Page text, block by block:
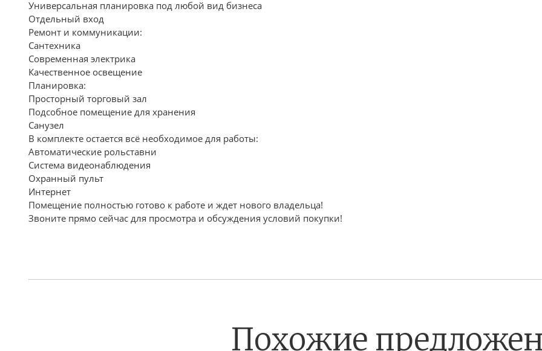
Универсальная планировка под любой вид бизнеса
Отдельный вход
Ремонт и коммуникации:
Сантехника
Современная электрика
Качественное освещение
Планировка:
Просторный торговый зал
Подсобное помещение для хранения
Санузел
В комплекте остается всё необходимое для работы:
Автоматические рольставни
Система видеонаблюдения
Охранный пульт
Интернет
Помещение полностью готово к работе и ждет нового владельца!
Звоните прямо сейчас для просмотра и обсуждения условий покупки!
Похожие